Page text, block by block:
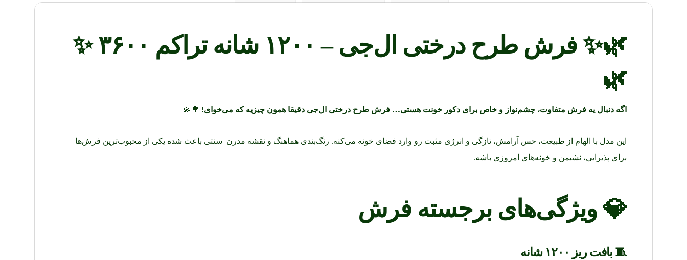
🌿✨فرش طرح درختی ال‌جی – ۱۲۰۰ شانه تراکم ۳۶۰۰
✨
🌿
اگه دنبال یه فرش متفاوت، چشم‌نواز و خاص برای دکور خونت هستی… فرش طرح درختی ال‌جی دقیقا همون چیزیه که می‌خوای! 🌳💫
این مدل با الهام از طبیعت، حس آرامش، تازگی و انرژی مثبت رو وارد فضای خونه می‌کنه. رنگ‌بندی هماهنگ و نقشه مدرن–سنتی باعث شده یکی از محبوب‌ترین فرش‌ها
برای پذیرایی، نشیمن و خونه‌های امروزی باشه.
💎ویژگی‌های برجسته فرش
🧵بافت ریز ۱۲۰۰ شانه